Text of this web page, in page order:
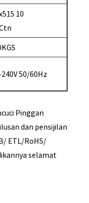
10
50/60Hz
Pinggan
dan pensijilan
ETL/RoHS/
selamat